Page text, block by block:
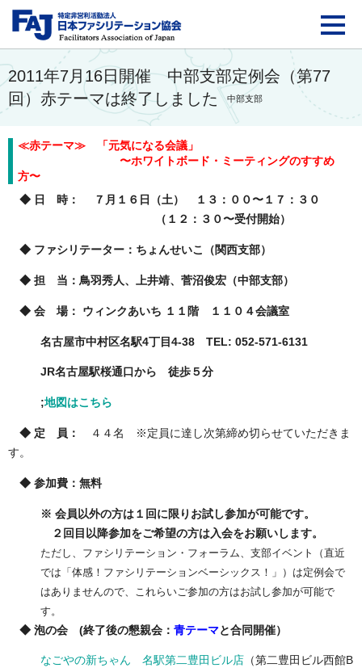
FAJ：特定非営利活動
2011年7月16日開催 中部支部定例会（第77
回）赤テーマは終了しました
中部支部
≪赤テーマ≫ 「元気になる会議」
〜ホワイトボード・ミーティングのすすめ
方〜
◆ 日 時： ７月１６日（土） １３：００〜１７：３０
（１２：３０〜受付開始）
◆ ファシリテーター：ちょんせいこ（関西支部）
◆ 担 当：鳥羽秀人、上井靖、菅沼俊宏（中部支部）
◆ 会 場： ウィンクあいち １１階 １１０４会議室
名古屋市中村区名駅4丁目4-38 TEL: 052-571-6131
JR名古屋駅桜通口から 徒歩５分
;地図はこちら
◆ 定 員：
４４名 ※定員に達し次第締め切らせていただきま
す。
◆ 参加費：無料
※ 会員以外の方は１回に限りお試し参加が可能です。
２回目以降参加をご希望の方は入会をお願いします。
ただし、ファシリテーション・フォーラム、支部イベント（直近
では「体感！ファシリテーションベーシックス！」）は定例会で
はありませんので、これらいご参加の方はお試し参加が可能で
す。
◆ 泡の会 (終了後の懇親会： 青テーマと合同開催）
なごやの新ちゃん 名駅第二豊田ビル店 （第二豊田ビル西館B